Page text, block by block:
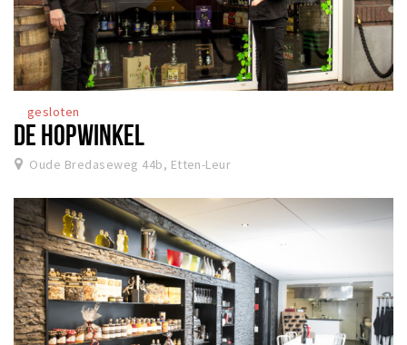
gesloten
DE HOPWINKEL
Oude Bredaseweg 44b, Etten-Leur